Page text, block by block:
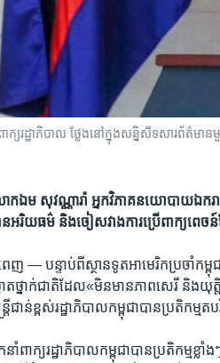
យ​រដ្ឋាភិបាល ថ្លែង​នៅក្នុង​សន្និសីទ​សារព័ត៌មា
ក​ឯម សុវណ្ណារ៉ា ​អ្នក​វិភាគ​នយោបាយ​ឯករា
ន​អរិយធម៌ ​និង​ចៀស​វាង​ការ​ប្រើ​ពាក្យ​ពេច
ពេញ —បន្ទាប់​ពី​ស្ថានទូត​អាមេរិក​ប្រចាំ​ក
ោត​ថ្នាក់​ជាតិ​ដែល​«មិន​មាន​ភាព​សេរី ​និង​យុ
រ្តី​ជាន់​ខ្ពស់​រដ្ឋាភិបាល​កម្ពុជា​បាន​ប្រតិកម្
ក​នាំពាក្យ​រដ្ឋាភិបាល​កម្ពុជា​បាន​ប្រតិកម្ម​